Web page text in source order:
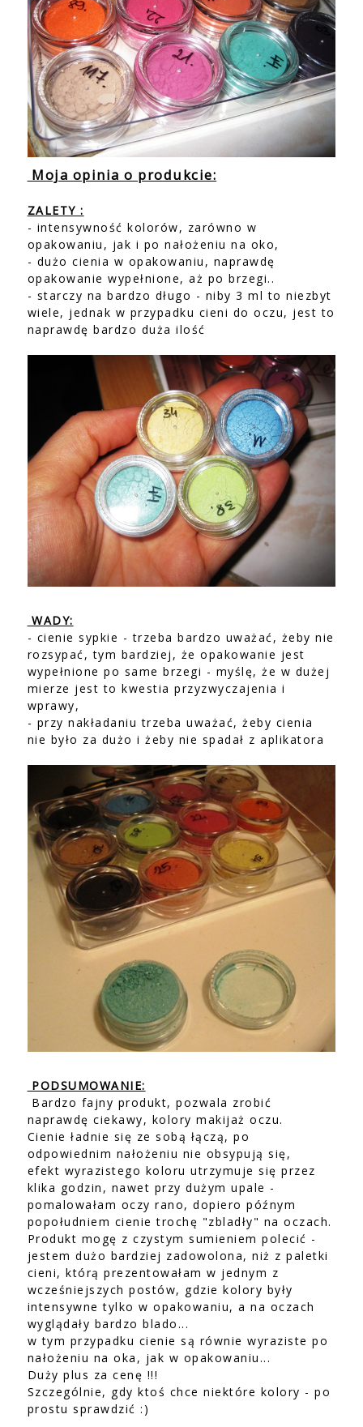
Moja opinia o produkcie:
ZALETY :
- intensywność kolorów, zarówno w
opakowaniu, jak i po nałożeniu na oko,
- dużo cienia w opakowaniu, naprawdę
opakowanie wypełnione, aż po brzegi..
- starczy na bardzo długo - niby 3 ml to niezbyt
wiele, jednak w przypadku cieni do oczu, jest to
naprawdę bardzo duża ilość
WADY:
- cienie sypkie - trzeba bardzo uważać, żeby nie
rozsypać, tym bardziej, że opakowanie jest
wypełnione po same brzegi - myślę, że w dużej
mierze jest to kwestia przyzwyczajenia i
wprawy,
- przy nakładaniu trzeba uważać, żeby cienia
nie było za dużo i żeby nie spadał z aplikatora
PODSUMOWANIE:
Bardzo fajny produkt, pozwala zrobić
naprawdę ciekawy, kolory makijaż oczu.
Cienie ładnie się ze sobą łączą, po
odpowiednim nałożeniu nie obsypują się,
efekt wyrazistego koloru utrzymuje się przez
klika godzin, nawet przy dużym upale -
pomalowałam oczy rano, dopiero późnym
popołudniem cienie trochę "zbladły" na oczach.
Produkt mogę z czystym sumieniem polecić -
jestem dużo bardziej zadowolona, niż z paletki
cieni, którą prezentowałam w jednym z
wcześniejszych postów, gdzie kolory były
intensywne tylko w opakowaniu, a na oczach
wyglądały bardzo blado...
w tym przypadku cienie są równie wyraziste po
nałożeniu na oka, jak w opakowaniu...
Duży plus za cenę !!!
Szczególnie, gdy ktoś chce niektóre kolory - po
prostu sprawdzić :)